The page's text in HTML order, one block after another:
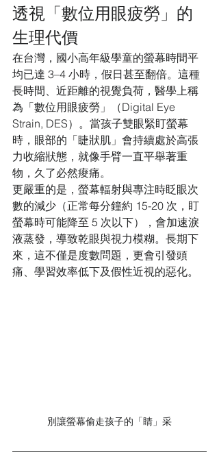
透視「數位用眼疲勞」的
生理代價
在台灣，國小高年級學童的螢幕時間平
均已達 3–4 小時，假日甚至翻倍。這種
長時間、近距離的視覺負荷，醫學上稱
為「數位用眼疲勞」（Digital Eye
Strain, DES）。當孩子雙眼緊盯螢幕
時，眼部的「睫狀肌」會持續處於高張
力收縮狀態，就像手臂一直平舉著重
物，久了必然痠痛。
更嚴重的是，螢幕輻射與專注時眨眼次
數的減少（正常每分鐘約 15-20 次，盯
螢幕時可能降至 5 次以下），會加速淚
液蒸發，導致乾眼與視力模糊。長期下
來，這不僅是度數問題，更會引發頭
痛、學習效率低下及假性近視的惡化。
別讓螢幕偷走孩子的「睛」采